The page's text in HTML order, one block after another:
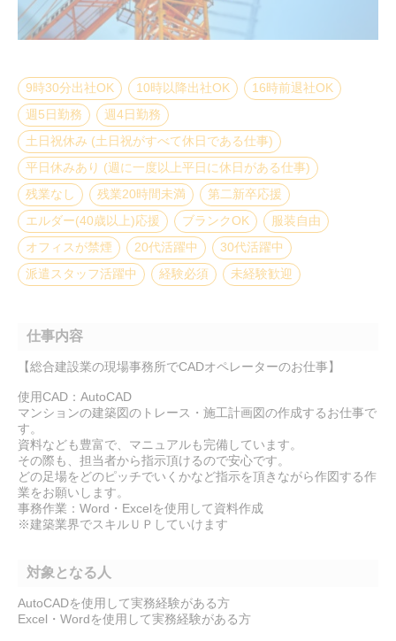
9時30分出社OK 10時以降出社OK
16時前退社OK
週5日勤務
週4日勤務
土日祝休み (土日祝がすべて休日である仕事)
平日休みあり (週に一度以上平日に休日がある仕事)
残業なし
残業20時間未満
第二新卒応援
エルダー(40歳以上)応援
ブランクOK
服装自由
オフィスが禁煙
20代活躍中
30代活躍中
派遣スタッフ活躍中
経験必須 未経験歓迎
仕事内容
【総合建設業の現場事務所でCADオペレーターのお仕事】
使用CAD：AutoCAD
マンションの建築図のトレース・施工計画図の作成するお仕事で
す。
資料なども豊富で、マニュアルも完備しています。
その際も、担当者から指示頂けるので安心です。
どの足場をどのピッチでいくかなど指示を頂きながら作図する作
業をお願いします。
事務作業：Word・Excelを使用して資料作成
※建築業界でスキルＵＰしていけます
対象となる人
AutoCADを使用して実務経験がある方
Excel・Wordを使用して実務経験がある方